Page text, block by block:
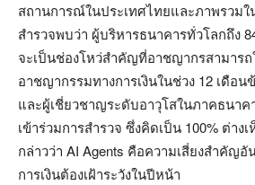
สถานการณ์ในประเทศไทยและภาพรวม
สำรวจพบว่า ผู้บริหารธนาคารทั่วโลกถึง
จะเป็นช่องโหว่สำคัญที่อาชญากรสามาร
อาชญากรรมทางการเงินในช่วง 12 เดือ
และผู้เชี่ยวชาญระดับอาวุโสในภาคธนาค
เข้าร่วมการสำรวจ ซึ่งคิดเป็น 100% ต่าง
กล่าวว่า AI Agents คือความเสี่ยงสำคัญ
การเงินต้องเฝ้าระวังในปีหน้า